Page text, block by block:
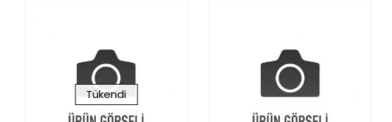
Tükendi